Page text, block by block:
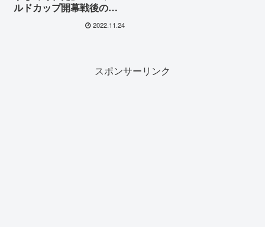
ルドカップ開幕戦後のス
タジアムを掃除してくれ
た日本人ファンに海外が
2022.11.24
スポンサーリンク